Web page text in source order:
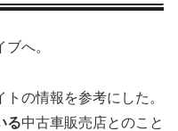
へ。
の情報を参考にした。
る中古車販売店とのこと